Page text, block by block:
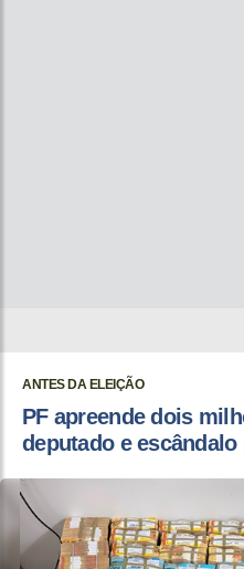
ANTES DA ELEIÇÃO
PF apreende dois
deputado e